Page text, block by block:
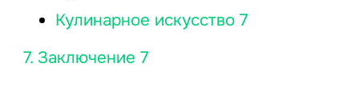
Кулинарное искусство 7
7. Заключение 7